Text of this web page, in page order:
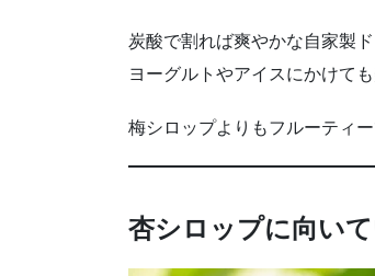
炭酸で割れば爽やかな自家製ド
ヨーグルトやアイスにかけて
梅シロップよりもフルーティ
杏シロップに向い